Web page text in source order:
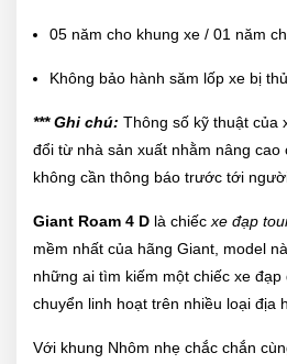
05 năm cho khung xe / 01 năm
Không bảo hành săm lốp xe bị
*** Ghi chú: Thông số kỹ thuật của
đổi từ nhà sản xuất nhằm nâng
không cần thông báo trước tới
Giant Roam 4 D là chiếc xe đạp
mềm nhất của hãng Giant, model
những ai tìm kiếm một chiếc xe
chuyển linh hoạt trên nhiều loại địa
Với khung Nhôm nhẹ chắc chắn